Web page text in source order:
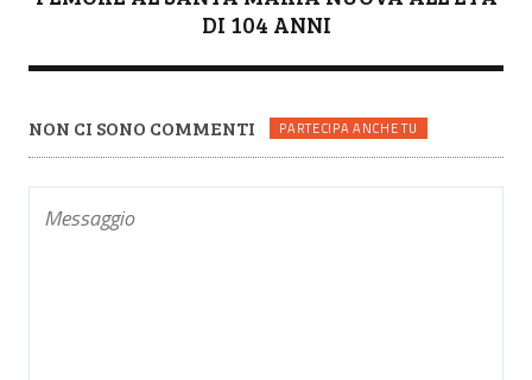
DI 104 ANNI
NON CI SONO COMMENTI PARTECIPA ANCHE TU